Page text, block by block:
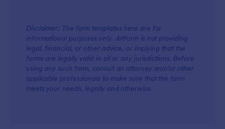
Disclaimer: The form templates here are for
informational purposes only. Jotform is not providing
legal, financial, or other advice, or implying that the
forms are legally valid in all or any jurisdictions. Before
using any such form, consult an attorney and/or other
applicable professionals to make sure that the form
meets your needs, legally and otherwise.